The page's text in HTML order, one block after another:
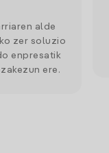
alde
zer soluzio
enpresatik
ere.